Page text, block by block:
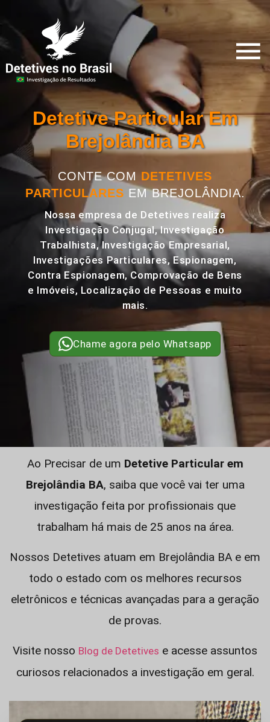
Detetive Particular Em
Brejolândia BA
CONTE COM DETETIVES
PARTICULARES EM BREJOLÂNDIA.
Nossa empresa de Detetives realiza
Investigação Conjugal, Investigação
Trabalhista, Investigação Empresarial,
Investigações Particulares, Espionagem,
Contra Espionagem, Comprovação de Bens
e Imóveis, Localização de Pessoas e muito
mais.
Chame agora pelo Whatsapp
Ao Precisar de um Detetive Particular em
Brejolândia BA, saiba que você vai ter uma
investigação feita por profissionais que
trabalham há mais de 25 anos na área.
Nossos Detetives atuam em Brejolândia BA e em
todo o estado com os melhores recursos
eletrônicos e técnicas avançadas para a geração
de provas.
Visite nosso Blog de Detetives e acesse assuntos
curiosos relacionados a investigação em geral.